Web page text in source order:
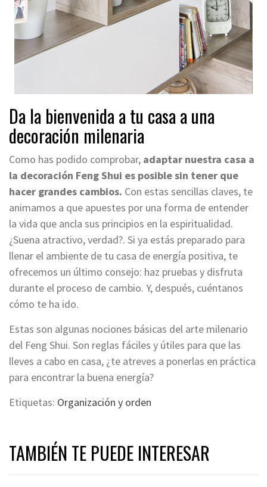
Da la bienvenida a tu casa a una
decoración milenaria
Como has podido comprobar, adaptar nuestra casa a
la decoración Feng Shui es posiblesin tener que
hacer grandes cambios. Con estas sencillas claves, te
animamos a que apuestes por una forma de entender
la vida que ancla sus principios en la espiritualidad.
¿Suena atractivo, verdad?. Si ya estás preparado para
llenar el ambiente de tu casa de energía positiva, te
ofrecemos un último consejo: haz pruebas y disfruta
durante el proceso de cambio. Y, después, cuéntanos
cómo te ha ido.
Estas son algunas nociones básicas del arte milenario
del Feng Shui. Son reglas fáciles y útiles para que las
lleves a cabo en casa, ¿te atreves a ponerlas en práctica
para encontrar la buena energía?
Etiquetas: Organización y orden
TAMBIÉN TE PUEDE INTERESAR